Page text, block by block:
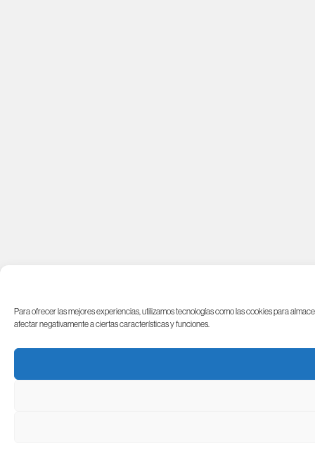
Para ofrecer las mejores experiencias, utilizamos tecnologías como las cookies para
afectar negativamente a ciertas características y funciones.